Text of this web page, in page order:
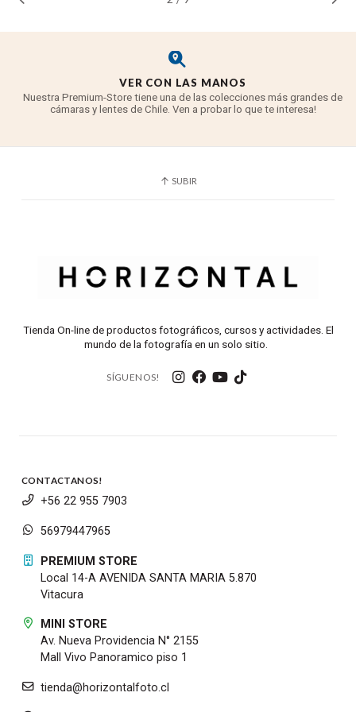
VER CON LAS MANOS
Nuestra Premium-Store tiene una de las colecciones más grandes de
cámaras y lentes de Chile. Ven a probar lo que te interesa!
SUBIR
Tienda On-line de productos fotográficos, cursos y actividades. El
mundo de la fotografía en un solo sitio.
SÍGUENOS!
CONTACTANOS!
+56 22 955 7903
56979447965
PREMIUM STORE
Local 14-A AVENIDA SANTA MARIA 5.870
Vitacura
MINI STORE
Av. Nueva Providencia N° 2155
Mall Vivo Panoramico piso 1
tienda@horizontalfoto.cl